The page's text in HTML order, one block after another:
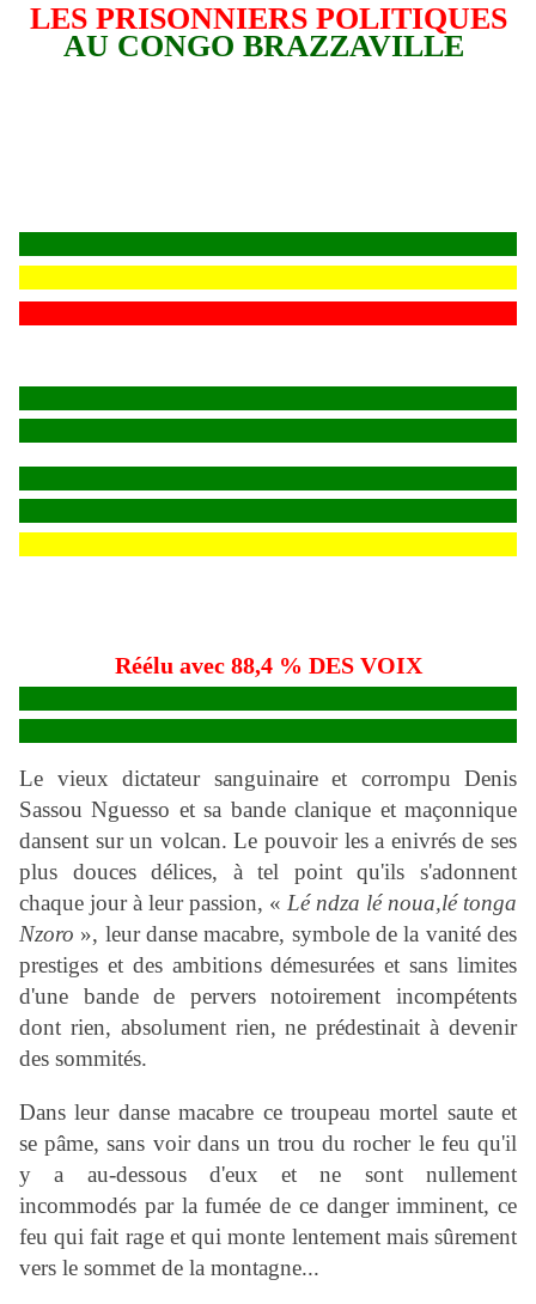
LES PRISONNIERS POLITIQUES
AU CONGO BRAZZAVILLE
Réélu avec 88,4 % DES VOIX
Le vieux dictateur sanguinaire et corrompu Denis
Sassou Nguesso et sa bande clanique et maçonnique
dansent sur un volcan. Le pouvoir les a enivrés de ses
plus douces délices, à tel point qu'ils s'adonnent
chaque jour à leur passion, « Lé ndza lé noua,lé tonga
Nzoro », leur danse macabre, symbole de la vanité des
prestiges et des ambitions démesurées et sans limites
d'une bande de pervers notoirement incompétents
dont rien, absolument rien, ne prédestinait à devenir
des sommités.
Dans leur danse macabre ce troupeau mortel saute et
se pâme, sans voir dans un trou du rocherle feu qu'il
y a au-dessous d'eux et ne sont nullement
incommodés par la fumée de ce danger imminent, ce
feu qui fait rage et qui monte lentement mais sûrement
vers le sommet de la montagne...